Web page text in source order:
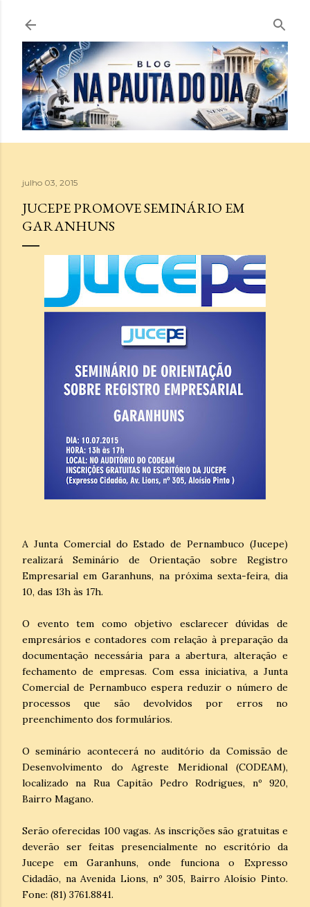
Pular para o conteúdo principal
julho 03, 2015
JUCEPE PROMOVE SEMINÁRIO EM
GARANHUNS
A Junta Comercial do Estado de Pernambuco (Jucepe)
realizará Seminário de Orientação sobre Registro
Empresarial em Garanhuns, na próxima sexta-feira, dia
10, das 13h às 17h.
O evento tem como objetivo esclarecer dúvidas de
empresários e contadores com relação à preparação da
documentação necessária para a abertura, alteração e
fechamento de empresas. Com essa iniciativa, a Junta
Comercial de Pernambuco espera reduzir o número de
processos que são devolvidos por erros no
preenchimento dos formulários.
O seminário acontecerá no auditório da Comissão de
Desenvolvimento do Agreste Meridional (CODEAM),
localizado na Rua Capitão Pedro Rodrigues, nº 920,
Bairro Magano.
Serão oferecidas 100 vagas. As inscrições são gratuitas e
deverão ser feitas presencialmente no escritório da
Jucepe em Garanhuns, onde funciona o Expresso
Cidadão, na Avenida Lions, nº 305, Bairro Aloísio Pinto.
Fone: (81) 3761.8841.